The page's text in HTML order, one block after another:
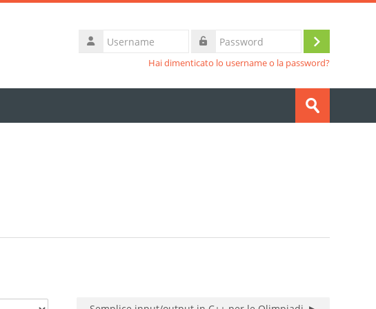
Username
Login
Hai dimenticato lo username o la password?
Invia